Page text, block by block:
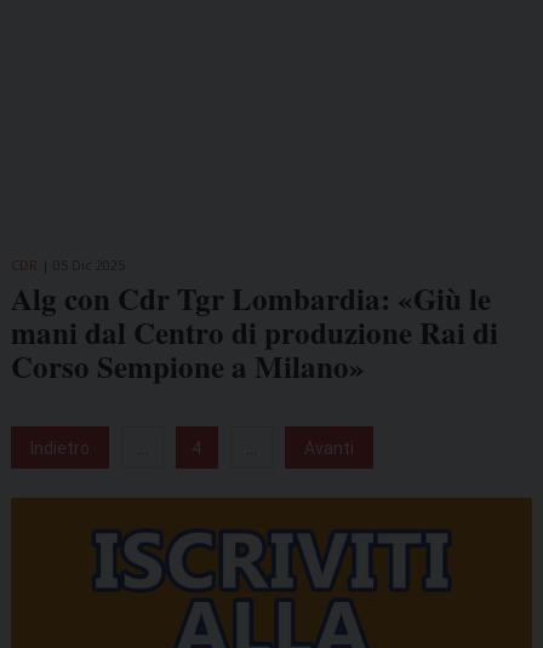
CDR
Alg con Cdr Tgr Lombardia: «Giù le
mani dal Centro di produzione Rai di
Corso Sempione a Milano»
Indietro 4 Avanti